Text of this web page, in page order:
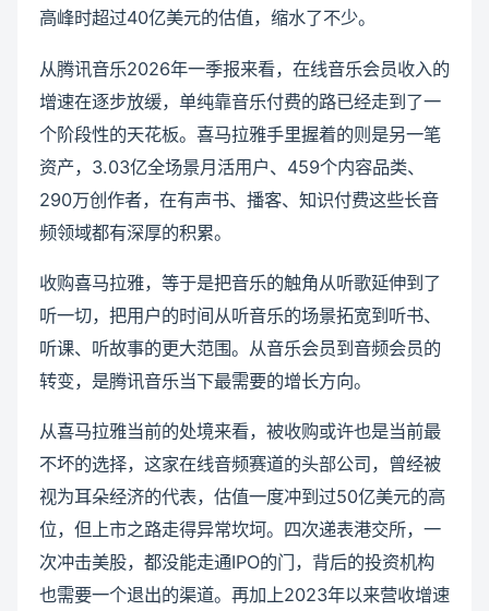
高峰时超过40亿美元的估值，缩水了不少。
从腾讯音乐2026年一季报来看，在线音乐会员收入的
增速在逐步放缓，单纯靠音乐付费的路已经走到了一
个阶段性的天花板。喜马拉雅手里握着的则是另一笔
资产，3.03亿全场景月活用户、459个内容品类、
290万创作者，在有声书、播客、知识付费这些长音
频领域都有深厚的积累。
收购喜马拉雅，等于是把音乐的触角从听歌延伸到了
听一切，把用户的时间从听音乐的场景拓宽到听书、
听课、听故事的更大范围。从音乐会员到音频会员的
转变，是腾讯音乐当下最需要的增长方向。
从喜马拉雅当前的处境来看，被收购或许也是当前最
不坏的选择，这家在线音频赛道的头部公司，曾经被
视为耳朵经济的代表，估值一度冲到过50亿美元的高
位，但上市之路走得异常坎坷。四次递表港交所，一
次冲击美股，都没能走通IPO的门，背后的投资机构
也需要一个退出的渠道。再加上2023年以来营收增速